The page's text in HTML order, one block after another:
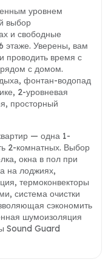
уровнем
выбор
и свободные
этаже. Уверены, вам
проводить время с
с домом.
фонтан-водопад
2-уровневая
просторный
— одна 1-
2-комнатных. Выбор
окна в пол при
на лоджиях,
термоконвекторы
система очистки
сэкономить
шумоизоляция
Sound Guard